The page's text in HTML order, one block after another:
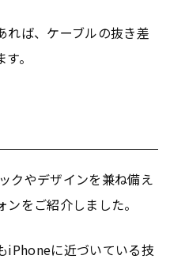
れば、ケーブルの抜き差
。
クやデザインを兼ね備え
をご紹介しました。
iPhoneに近づいている技